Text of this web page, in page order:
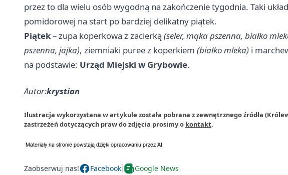
przez to dla wielu osób wygodną na zakończenie tygodnia. Taki
pomidorowej na start po bardziej delikatny piątek.
Piątek– zupa koperkowa z zacierką (seler, mąka pszenna, białko
pszenna, jajka), ziemniaki puree z koperkiem (białko mleka) i
na podstawie: Urząd Miejski w Grybowie.
Autor:krystian
Ilustracja wykorzystana w artykule została pobrana z zewnętrznego źródła
zastrzeżeń dotyczących praw do zdjęcia prosimy o kontakt.
Zaobserwuj nas! Facebook Google News